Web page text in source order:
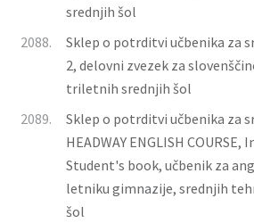
srednjih šol
2088.
Sklep o potrditvi učbenika za
2, delovni zvezek za
triletnih srednjih šol
2089.
Sklep o potrditvi učbenika za
HEADWAY ENGLISH
Student's book, učbenik za
letniku gimnazije, srednjih
šol